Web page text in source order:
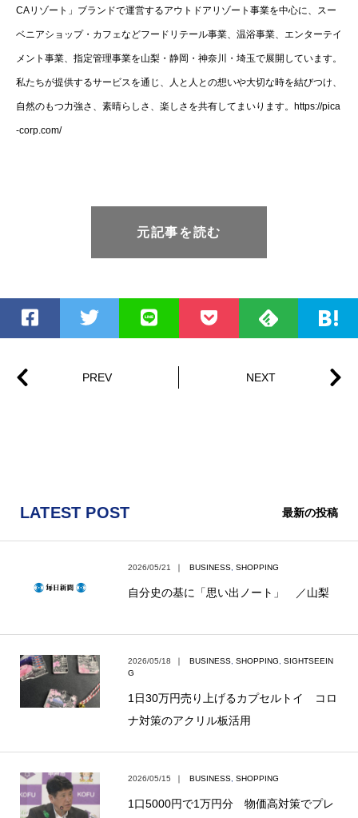
CAリゾート」ブランドで運営するアウトドアリゾート事業を中心に、スー
ベニアショップ・カフェなどフードリテール事業、温浴事業、エンターテイ
メント事業、指定管理事業を山梨・静岡・神奈川・埼玉で展開しています。
私たちが提供するサービスを通じ、人と人との想いや大切な時を結びつけ、
自然のもつ力強さ、素晴らしさ、楽しさを共有してまいります。https://pica
-corp.com/
元記事を読む
LATEST POST 最新の投稿
2026/05/21 ｜ BUSINESS SHOPPING
自分史の基に「思い出ノート」 ／山梨
2026/05/18 ｜ BUSINESS SHOPPING
SIGHTSEEIN
G
1日30万円売り上げるカプセルトイ コロ
ナ対策のアクリル板活用
2026/05/15 ｜ BUSINESS SHOPPING
1口5000円で1万円分 物価高対策でプレ